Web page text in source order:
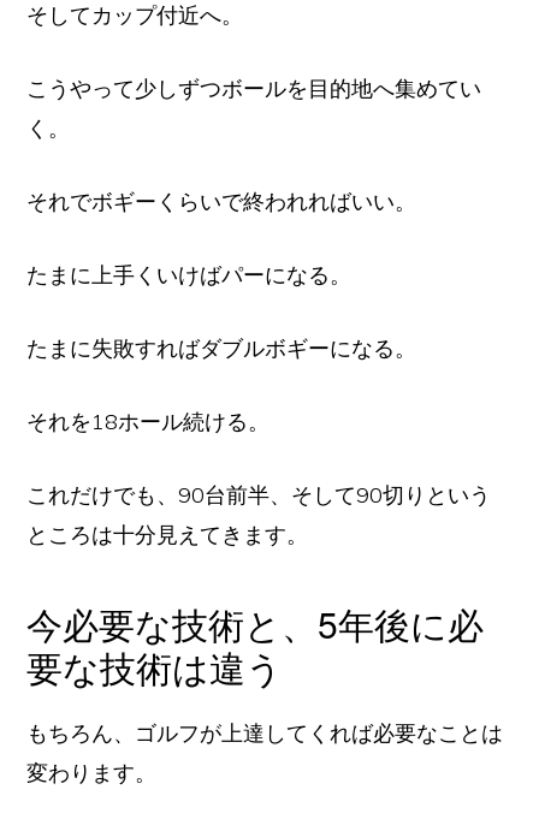
そしてカップ付近へ。
こうやって少しずつボールを目的地へ集めてい
く。
それでボギーくらいで終われればいい。
たまに上手くいけばパーになる。
たまに失敗すればダブルボギーになる。
それを18ホール続ける。
これだけでも、90台前半、そして90切りという
ところは十分見えてきます。
今必要な技術と、5年後に必
要な技術は違う
もちろん、ゴルフが上達してくれば必要なことは
変わります。